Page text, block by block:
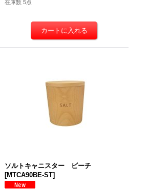
在庫数 5点
ソルトキャニスター ビーチ
[MTCA90BE-ST]